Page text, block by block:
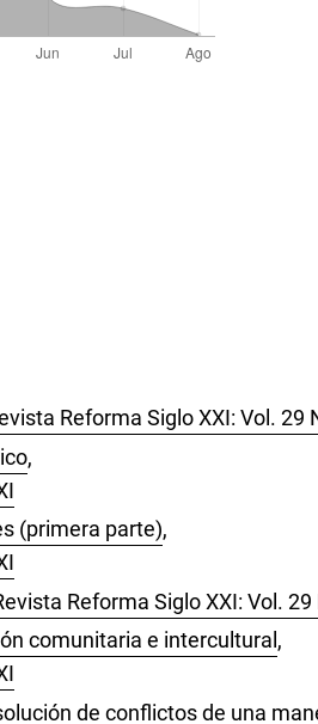
Reforma Siglo XXI: Vol.
,
(primera parte),
Reforma Siglo XXI: Vol.
comunitaria e intercultural ,
de conflictos de una